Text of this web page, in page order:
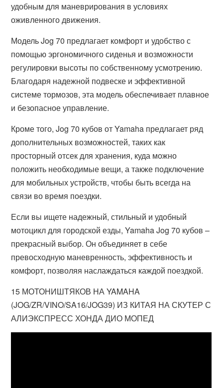
удобным для маневрирования в условиях
оживленного движения.
Модель Jog 70 предлагает комфорт и удобство с
помощью эргономичного сиденья и возможности
регулировки высоты по собственному усмотрению.
Благодаря надежной подвеске и эффективной
системе тормозов, эта модель обеспечивает плавное
и безопасное управление.
Кроме того, Jog 70 кубов от Yamaha предлагает ряд
дополнительных возможностей, таких как
просторный отсек для хранения, куда можно
положить необходимые вещи, а также подключение
для мобильных устройств, чтобы быть всегда на
связи во время поездки.
Если вы ищете надежный, стильный и удобный
мотоцикл для городской езды, Yamaha Jog 70 кубов –
прекрасный выбор. Он объединяет в себе
превосходную маневренность, эффективность и
комфорт, позволяя наслаждаться каждой поездкой.
15 МОТОНИШТЯКОВ НА YAMAHA
(JOG/ZR/VINO/SA16/JOG39) ИЗ КИТАЯ НА СКУТЕР С
АЛИЭКСПРЕСС ХОНДА ДИО МОПЕД